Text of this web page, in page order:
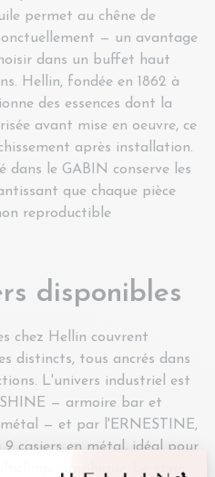
permet au chêne de
— un avantage
dans un buffet haut
Hellin, fondée en 1862 à
des essences dont la
avant mise en oeuvre, ce
après installation.
dans le GABIN conserve les
que chaque pièce
reproductible
disponibles
chez Hellin couvrent
distincts, tous ancrés dans
L'univers industriel est
— armoire bar et
— et par l'ERNESTINE,
casiers en métal, idéal pour
graphique. Le style